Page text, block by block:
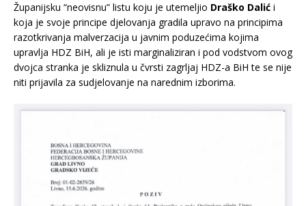
Županijsku “neovisnu” listu koju je utemeljio Draško Dalić i
koja je svoje principe djelovanja gradila upravo na principima
razotkrivanja malverzacija u javnim poduzećima kojima
upravlja HDZ BiH, ali je isti marginaliziran i pod vodstvom ovog
dvojca stranka je skliznula u čvrsti zagrljaj HDZ-a BiH te se nije
niti prijavila za sudjelovanje na narednim izborima.